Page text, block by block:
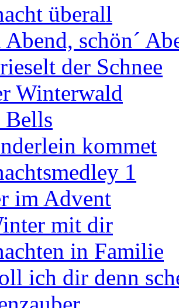
überall
Abend, schön´
der Schnee
Winterwald
Bells
kommet
1
im Advent
mit dir
in Familie
ich dir denn